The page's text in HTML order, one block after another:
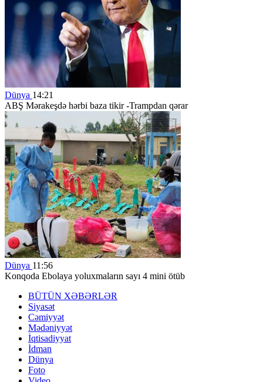
Dünya 14:21
ABŞ Mərakeşdə hərbi baza tikir -Trampdan qərar
Dünya 11:56
Konqoda Ebolaya yoluxmaların sayı 4 mini ötüb
BÜTÜN XƏBƏRLƏR
Siyasət
Cəmiyyət
Mədəniyyət
İqtisadiyyat
İdman
Dünya
Foto